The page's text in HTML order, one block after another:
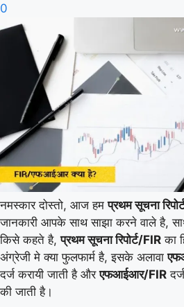
0
नमस्कार दोस्तो, आज हमप्रथम सूचना
जानकारी आपके साथ साझा करने वाले है,
किसे कहते है,प्रथम सूचना रिपोर्ट/FIR का
अंग्रेजी मे क्या फुलफार्म है, इसके अलावा
दर्ज करायी जाती है औरएफआईआर/FIR
की जाती है।